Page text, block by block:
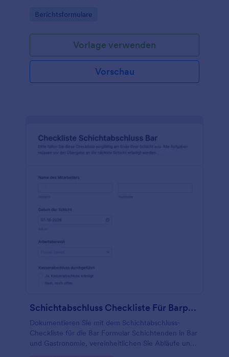
regelmäßig Dienste oder Einsätze koordinieren.
Go to Category:
Berichtsformulare
Vorlage verwenden
Vorschau
Schichtabschluss Checkliste Für Barpersonal
Dokumentieren Sie mit dem Schichtabschluss-
Checkliste für die Bar Formular Schichtenden in Bar
und Gastronomie, vereinheitlichen Sie Abläufe und